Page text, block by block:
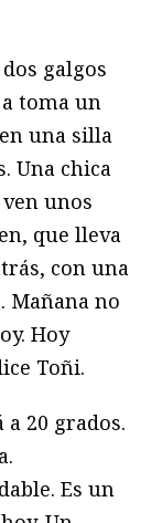
galgos
toma un
una silla
Una chica
unos
que lleva
con una
Mañana no
Hoy
Toñi.
a 20 grados.
Es un